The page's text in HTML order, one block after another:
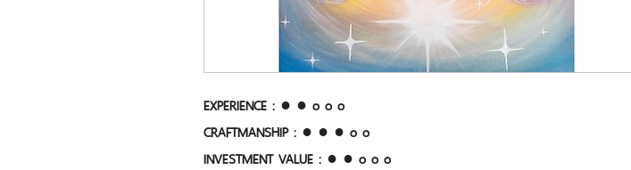
EXPERIENCE : ● ● o o o
CRAFTMANSHIP : ● ● ● o o
INVESTMENT VALUE : ● ● o o o